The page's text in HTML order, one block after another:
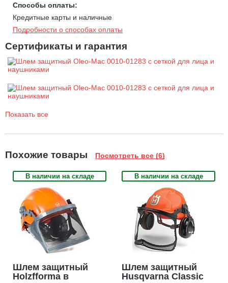
Способы оплаты:
Кредитные карты и наличные
Подробности о способах оплаты
Сертификаты и гарантия
Показать все
Похожие товары Посмотреть все (6)
В наличии на складе
Шлем защитный
Holzfforma в
В наличии на складе
Шлем защитный
Husqvarna Classic